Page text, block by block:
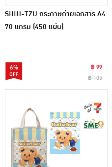
SHIH-TZU กระดาษถ่ายเอกสาร A4
70 แกรม (450 แผ่น)
6%
฿ 99
฿ 105